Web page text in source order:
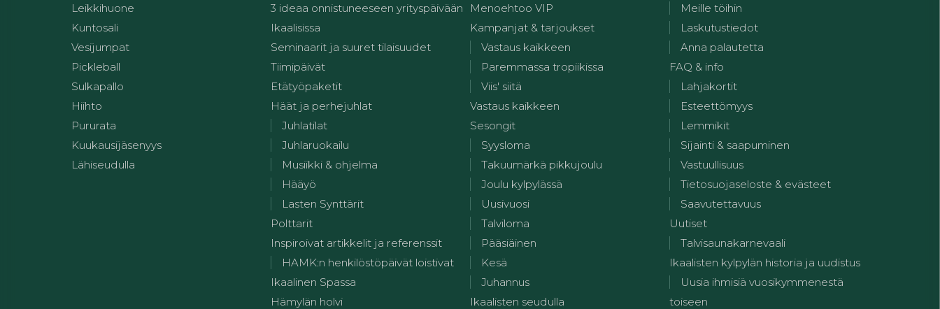
Leikkihuone
Kuntosali
Vesijumpat
Pickleball
Sulkapallo
Hiihto
Pururata
Kuukausijäsenyys
Lähiseudulla
3 ideaa onnistuneeseen yrityspäivään
Ikaalisissa
Seminaarit ja suuret tilaisuudet
Tiimipäivät
Etätyöpaketit
Häät ja perhejuhlat
Juhlatilat
Juhlaruokailu
Musiikki & ohjelma
Hääyö
Lasten Synttärit
Polttarit
Inspiroivat artikkelit ja referenssit
HAMK:n henkilöstöpäivät loistivat
Ikaalinen Spassa
Hämylän holvi
Menoehtoo VIP
Kampanjat & tarjoukset
Vastaus kaikkeen
Paremmassa tropiikissa
Viis' siitä
Vastaus kaikkeen
Sesongit
Syysloma
Takuumärkä pikkujoulu
Joulu kylpylässä
Uusivuosi
Talviloma
Pääsiäinen
Kesä
Juhannus
Ikaalisten seudulla
Meille töihin
Laskutustiedot
Anna palautetta
FAQ & info
Lahjakortit
Esteettömyys
Lemmikit
Sijainti & saapuminen
Vastuullisuus
Tietosuojaseloste & evästeet
Saavutettavuus
Uutiset
Talvisaunakarnevaali
Ikaalisten kylpylän historia ja uudistus
Uusia ihmisiä vuosikymmenestä
toiseen